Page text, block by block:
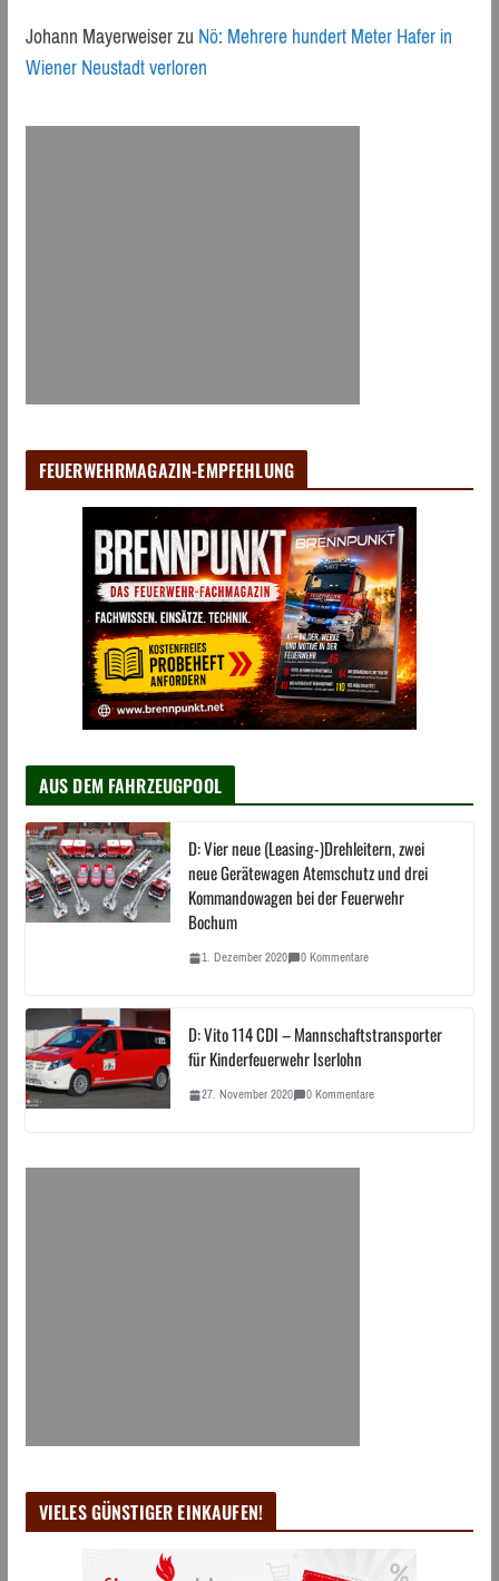
Johann MayerweiserzuNö: Mehrere hundert Meter Hafer in
Wiener Neustadt verloren
FEUERWEHRMAGAZIN-EMPFEHLUNG
AUS DEM FAHRZEUGPOOL
D: Vier neue (Leasing-)Drehleitern, zwei
neue Gerätewagen Atemschutz und drei
Kommandowagen bei der Feuerwehr
Bochum
1. Dezember 2020 0 Kommentare
D: Vito 114 CDI – Mannschaftstransporter
für Kinderfeuerwehr Iserlohn
27. November 2020 0 Kommentare
VIELES GÜNSTIGER EINKAUFEN!